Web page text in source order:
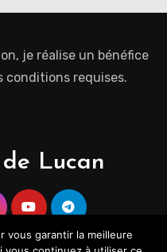
je réalise un bénéfice
conditions requises.
Lucan
vous garantir la meilleure